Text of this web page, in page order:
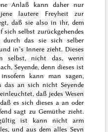
Anlaß kann daher nur
lautere Freyheit zur
daß sie also in ihr, dem
selbst zurückgehendes
durch das sie sich selber
in’s Innere zieht. Dieses
selbst, nicht das, wenn
Seyende, denn dieses ist
kann man sagen,
das an sich nicht Seyende
daß jedes Wesen
es sich dieses a an oder
sagt zu Gemüthe zieht.
ist kann nicht arm
und aus dem alles Seyn